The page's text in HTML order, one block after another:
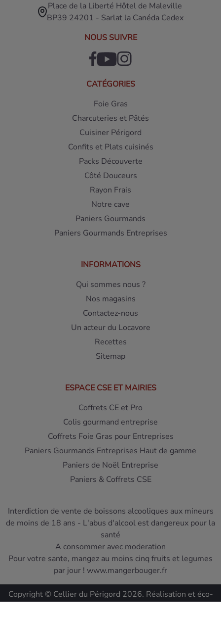
Place de la Liberté Hôtel de Maleville
BP39 24201 - Sarlat la Canéda Cedex
NOUS SUIVRE
CATÉGORIES
Foie Gras
Charcuteries et Pâtés
Cuisiner Périgord
Confits et Plats cuisinés
Packs Découverte
Côté Douceurs
Rayon Frais
Notre cave
Paniers Gourmands
Paniers Gourmands Entreprises
INFORMATIONS
Qui sommes nous ?
Nos magasins
Contactez-nous
Un acteur du Locavore
Recettes
Sitemap
ESPACE CSE ET MAIRIES
Coffrets CE et Pro
Colis gourmand entreprise
Coffrets Foie Gras pour Entreprises
Paniers Gourmands Entreprises Haut de gamme
Paniers de Noël Entreprise
Paniers & Coffrets CSE
Interdiction de vente de boissons alcooliques aux mineurs
de moins de 18 ans - L'abus d'alcool est dangereux pour la
santé
A consommer avec moderation
Pour votre sante, mangez au moins cinq fruits et legumes
par jour ! www.mangerbouger.fr
Copyright © Cellier du Périgord 2026. Réalisation et éco-